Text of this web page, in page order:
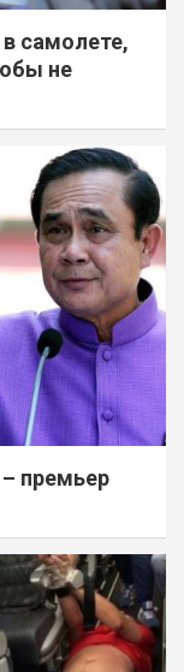
самолете,
не
премьер